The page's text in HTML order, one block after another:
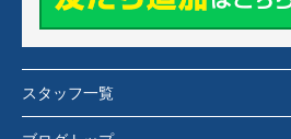
スタッフ一覧